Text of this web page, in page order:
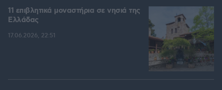
11 επιβλητικά μοναστήρια σε νησιά της
Ελλάδας
17.06.2026, 22:51